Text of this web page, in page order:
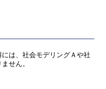
は、社会モデリングＡや社
せん。